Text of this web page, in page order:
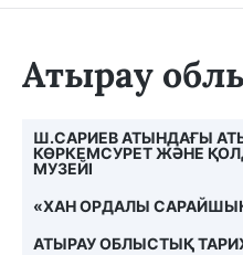
Атырау
Ш.САРИЕВ АТЫНДАҒЫ
КӨРКЕМСУРЕТ ЖӘНЕ
МУЗЕЙІ
«ХАН ОРДАЛЫ
АТЫРАУ ОБЛЫСТЫҚ